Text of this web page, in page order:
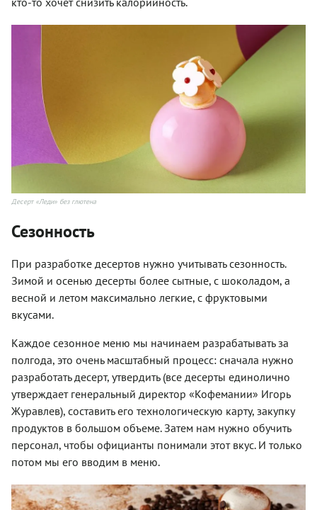
Десерт «Леди» без глютена
Сезонность
При разработке десертов нужно учитывать сезонность.
Зимой и осенью десерты более сытные, с шоколадом, а
весной и летом максимально легкие, с фруктовыми
вкусами.
Каждое сезонное меню мы начинаем разрабатывать за
полгода, это очень масштабный процесс: сначала нужно
разработать десерт, утвердить (все десерты единолично
утверждает генеральный директор «Кофемании» Игорь
Журавлев), составить его технологическую карту, закупку
продуктов в большом объеме. Затем нам нужно обучить
персонал, чтобы официанты понимали этот вкус. И только
потом мы его вводим в меню.